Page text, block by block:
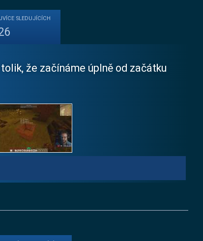
SLEDUJÍCÍCH
že začínáme úplně od začátku